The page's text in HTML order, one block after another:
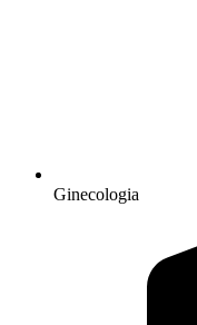
Ginecologia